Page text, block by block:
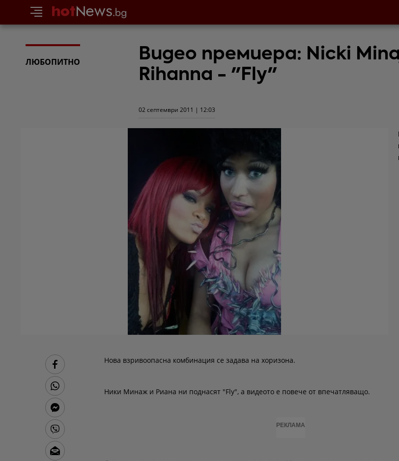
ЛЮБОПИТНО
Видео премиера: Nicki
Rihanna - "Fly"
02 септември 2011 | 12:03
Нова взривоопасна комбинация се задава на хоризона.
Ники Минаж и Риана ни поднасят "Fly", а видеото е повече от впечатляващо.
РЕКЛАМА